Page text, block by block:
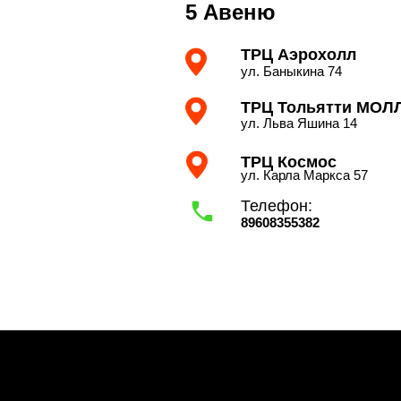
89608355382
Телефон:
ТРЦ Тольятти
ТРЦ Аэрохолл
ул. Льва Яшина 14
ул. Баныкина 74
ТРЦ Космос
ул. Карла Маркса 57
5 Авеню